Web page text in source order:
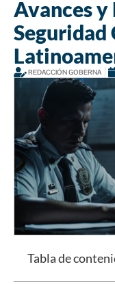
Avances y
Seguridad
REDACCIÓN GOBERNA
Tabla de